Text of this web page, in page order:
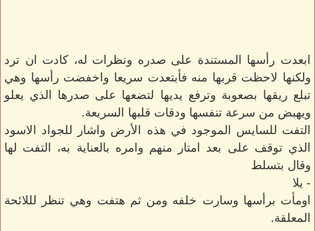
ابعدت رأسها المستندة على صدره ونظرات له، كادت ان ترد
ولكنها لاحظت قربها منه فأبتعدت سريعا واخفضت رأسها وهي
تبلع ريقها بصعوبة وترفع يديها لتضعها على صدرها الذي يعلو
ويهبض من سرعة تنفسها ودقات قلبها السريعة.
التفت للسايس الموجود في هذه الأرض واشار للجواد الاسود
الذي توقف على بعد امتار منهم وامره بالعناية به، التفت لها
وقال بتسلط
- يلا
اومأت برأسها وسارت خلفه ومن ثم هتفت وهي تنظر لللائحة
المعلقة.